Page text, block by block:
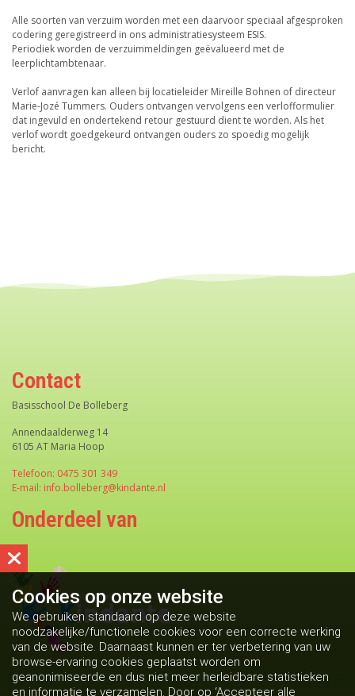
Alle soorten van verzuim worden met een daarvoor speciaal afgesproken
codering geregistreerd in ons administratiesysteem ESIS.
Periodiek worden de verzuimmeldingen geëvalueerd met de
leerplichtambtenaar.
Verlof aanvragen kan alleen bij locatieleider Mireille Bohnen of directeur
Marie-Jozé Tummers. Ouders ontvangen vervolgens een verlofformulier
dat ingevuld en ondertekend retour gestuurd dient te worden. Als het
verlof wordt goedgekeurd ontvangen ouders zo spoedig mogelijk
bericht.
Contact
Basisschool De Bolleberg
Annendaalderweg 14
6105 AT Maria Hoop
Telefoon: 0475 301 349
E-mail: info.bolleberg@kindante.nl
Onderdeel van
Cookies oponze website
We gebruiken standaard op deze website
noodzakelijke/functionele cookies voor een correcte werking
van de website. Daarnaast kunnen er ter verbetering van uw
browse-ervaring cookies geplaatst worden om
geanonimiseerde en dus niet meer herleidbare statistieken
en informatie te verzamelen. Door op ‘Accepteer alle